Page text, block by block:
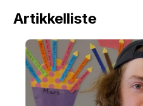
Artikkelliste